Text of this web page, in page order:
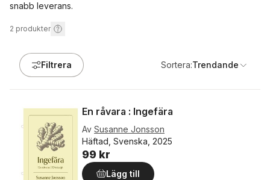
snabb leverans.
2 produkter
Filtrera Sortera:Trendande
En råvara : Ingefära
Av Susanne Jonsson
Häftad, Svenska, 2025
99 kr
Lägg till